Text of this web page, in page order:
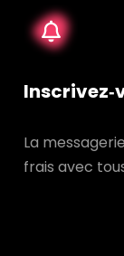
La
frais avec